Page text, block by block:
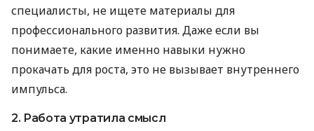
специалисты, не ищете материалы для
профессионального развития. Даже если вы
понимаете, какие именно навыки нужно
прокачать для роста, это не вызывает внутреннего
импульса.
2. Работа утратила смысл